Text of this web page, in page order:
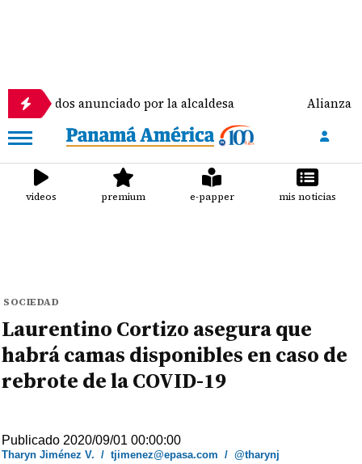
anunciado por la alcaldesa Alianza peleó,
videos premium e-papper mis noticias
SOCIEDAD
Laurentino Cortizo asegura que
habrá camas disponibles en caso de
rebrote de la COVID-19
Publicado 2020/09/01 00:00:00
Tharyn Jiménez V. /tjimenez@epasa.com /@tharynj